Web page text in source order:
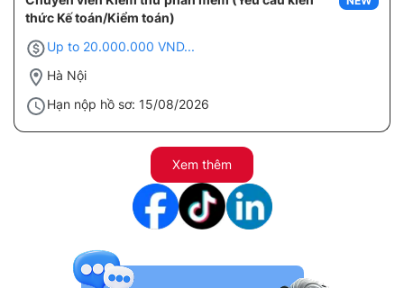
thức Kế toán/Kiểm toán)
Up to 20.000.000 VND...
Hà Nội
Hạn nộp hồ sơ: 15/08/2026
Xem thêm